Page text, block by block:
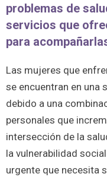
problemas de
servicios que
para
Las mujeres que
se encuentran en una
debido a una
personales que
intersección de la
la vulnerabilidad
urgente que necesita